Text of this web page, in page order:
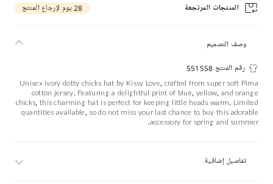
المنتجات المرتجعة 28 يوم لإرجاع المنتج
وصف التصميم
رقم المنتج 551558
Unisex ivory dotty chicks hat by Kissy Love, crafted from super soft Pima
cotton jersey. Featuring a delightful print of blue, yellow, and orange
chicks, this charming hat is perfect for keeping little heads warm. Limited
quantities available, so do not miss your last chance to buy this adorable
accessory for spring and summer.
تفاصيل إضافية